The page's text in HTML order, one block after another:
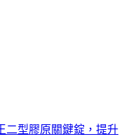
二型膠原關鍵錠，提升